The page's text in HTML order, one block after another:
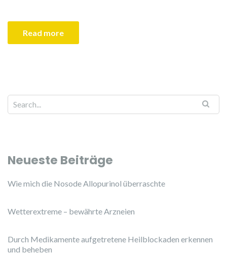
Read more
Neueste Beiträge
Wie mich die Nosode Allopurinol überraschte
Wetterextreme – bewährte Arzneien
Durch Medikamente aufgetretene Heilblockaden erkennen
und beheben